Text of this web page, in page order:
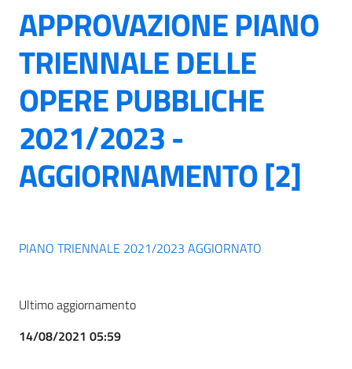
APPROVAZIONE PIANO
TRIENNALE DELLE
OPERE PUBBLICHE
2021/2023 -
AGGIORNAMENTO [2]
PIANO TRIENNALE 2021/2023 AGGIORNATO
Ultimo aggiornamento
14/08/2021 05:59